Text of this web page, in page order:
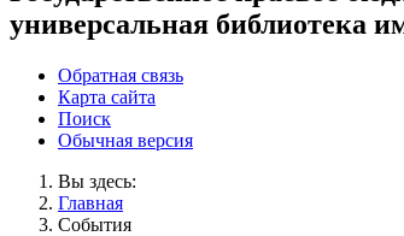
универсальная библиотека
Обратная связь
Карта сайта
Поиск
Обычная версия
Вы здесь:
Главная
События